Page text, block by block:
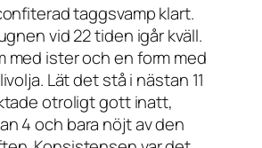
taggsvamp klart.
vid 22 tiden igår kväll.
med ister och en form med
Lät det stå i nästan 11
otroligt gott inatt,
4 och bara nöjt av den